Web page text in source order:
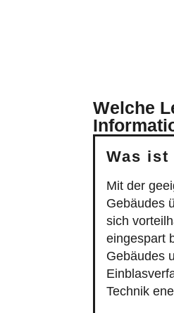
Welche
Was ist
Mit der
Gebäudes
sich
eingespart
Gebäudes
Technik